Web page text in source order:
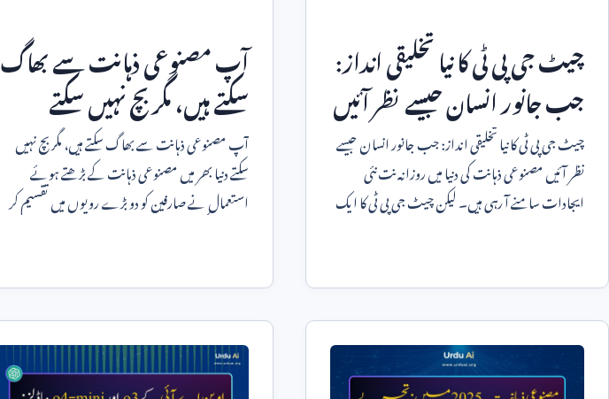
چیٹ جی پی ٹی کا نیا تخلیقی انداز:
جب جانور انسان جیسے نظر آئیں
چیٹ جی پی ٹی کا نیا تخلیقی انداز: جب جانور انسان جیسے
نظر آئیں مصنوعی ذہانت کی دنیا میں روزانہ نت نئی
ایجادات سامنے آ رہی ہیں۔ لیکن چیٹ جی پی ٹی کا ایک
آپ مصنوعی ذہانت سے بھاگ
سکتے ہیں، مگر بچ نہیں سکتے
آپ مصنوعی ذہانت سے بھاگ سکتے ہیں، مگر بچ نہیں
سکتے دنیا بھر میں مصنوعی ذہانت کے بڑھتے ہوئے
استعمال نے صارفین کو دو بڑے رویوں میں تقسیم کر